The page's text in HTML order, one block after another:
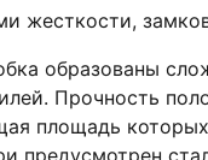
жесткости,
образованы
Прочность
площадь
предусмотрен